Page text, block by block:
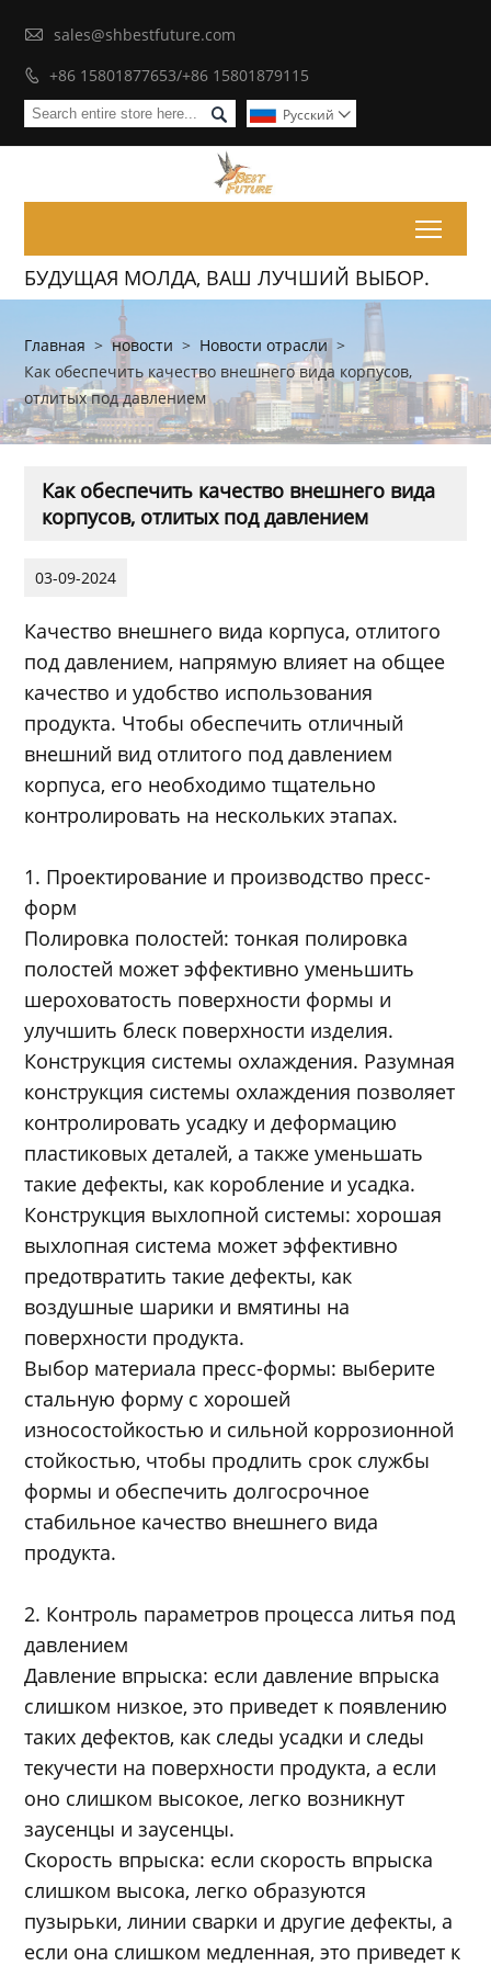
 sales@shbestfuture.com
 +86 15801877653/+86 15801879115
 Pусский 
БУДУЩАЯ МОЛДА, ВАШ ЛУЧШИЙ ВЫБОР.
Главная > новости > Новости отрасли >
Как обеспечить качество внешнего вида корпусов,
отлитых под давлением
Как обеспечить качество внешнего вида
корпусов, отлитых под давлением
03-09-2024
Качество внешнего вида корпуса, отлитого
под давлением, напрямую влияет на общее
качество и удобство использования
продукта. Чтобы обеспечить отличный
внешний вид отлитого под давлением
корпуса, его необходимо тщательно
контролировать на нескольких этапах.
1. Проектирование и производство пресс-
форм
Полировка полостей: тонкая полировка
полостей может эффективно уменьшить
шероховатость поверхности формы и
улучшить блеск поверхности изделия.
Конструкция системы охлаждения. Разумная
конструкция системы охлаждения позволяет
контролировать усадку и деформацию
пластиковых деталей, а также уменьшать
такие дефекты, как коробление и усадка.
Конструкция выхлопной системы: хорошая
выхлопная система может эффективно
предотвратить такие дефекты, как
воздушные шарики и вмятины на
поверхности продукта.
Выбор материала пресс-формы: выберите
стальную форму с хорошей
износостойкостью и сильной коррозионной
стойкостью, чтобы продлить срок службы
формы и обеспечить долгосрочное
стабильное качество внешнего вида
продукта.
2. Контроль параметров процесса литья под
давлением
Давление впрыска: если давление впрыска
слишком низкое, это приведет к появлению
таких дефектов, как следы усадки и следы
текучести на поверхности продукта, а если
оно слишком высокое, легко возникнут
заусенцы и заусенцы.
Скорость впрыска: если скорость впрыска
слишком высока, легко образуются
пузырьки, линии сварки и другие дефекты, а
если она слишком медленная, это приведет к